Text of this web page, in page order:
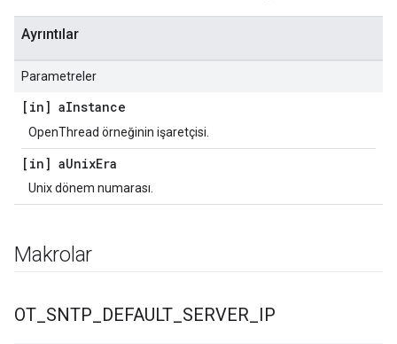
Ayrıntılar
Parametreler
[in] aInstance
OpenThread örneğinin işaretçisi.
[in] aUnixEra
Unix dönem numarası.
Makrolar
OT SNTP DEFAULT SERVER IP